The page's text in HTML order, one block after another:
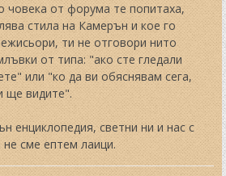
човека от форума те попитаха,
стила на Камерън и кое го
ти не отговори нито
от типа: "ако сте гледали
или "ко да ви обяснявам сега,
ще видите".
енциклопедия, светни ни и нас с
сме ептем лаици.